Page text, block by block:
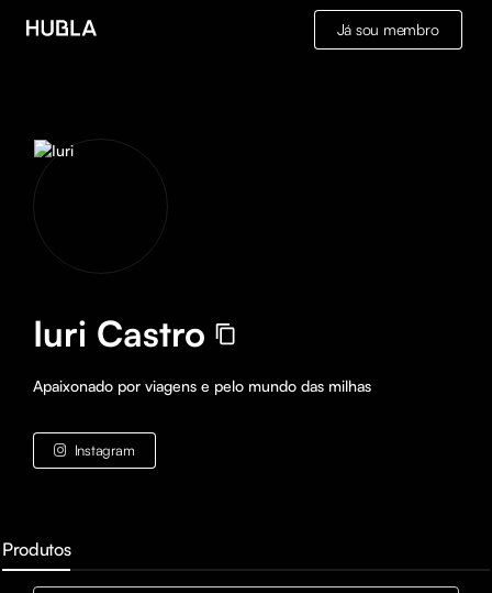
Já sou membro
Iuri Castro
Apaixonado por viagens e pelo mundo das milhas
Instagram
Produtos